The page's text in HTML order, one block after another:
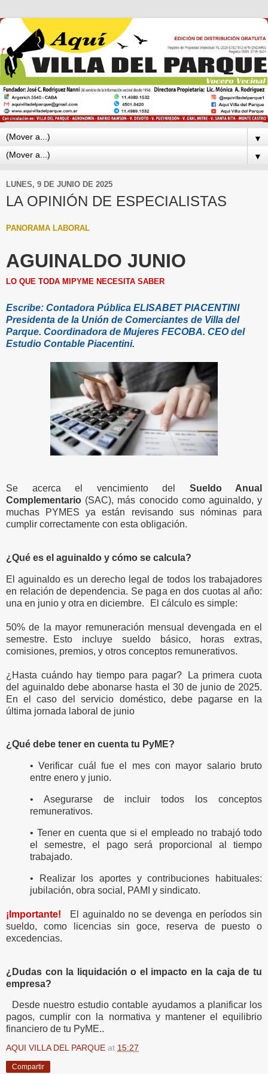
▼
▼
LUNES, 9 DE JUNIO DE 2025
LA OPINIÓN DE ESPECIALISTAS
PANORAMA LABORAL
AGUINALDO JUNIO
LO QUE TODA MIPYME NECESITA SABER
Escribe: Contadora Pública ELISABET PIACENTINI
Presidenta de la Unión de Comerciantes de Villa del
Parque. Coordinadora de Mujeres FECOBA. CEO del
Estudio Contable Piacentini.
Se acerca el vencimiento del Sueldo Anual
Complementario (SAC), más conocido como aguinaldo, y
muchas PYMES ya están revisando sus nóminas para
cumplir correctamente con esta obligación.
¿Qué es el aguinaldo y cómo se calcula?
El aguinaldo es un derecho legal de todos los trabajadores
en relación de dependencia. Se paga en dos cuotas al año:
una en junio y otra en diciembre. El cálculo es simple:
50% de la mayor remuneración mensual devengada en el
semestre. Esto incluye sueldo básico, horas extras,
comisiones, premios, y otros conceptos remunerativos.
¿Hasta cuándo hay tiempo para pagar? La primera cuota
del aguinaldo debe abonarse hasta el 30 de junio de 2025.
En el caso del servicio doméstico, debe pagarse en la
última jornada laboral de junio
¿Qué debe tener en cuenta tu PyME?
• Verificar cuál fue el mes con mayor salario bruto
entre enero y junio.
• Asegurarse de incluir todos los conceptos
remunerativos.
• Tener en cuenta que si el empleado no trabajó todo
el semestre, el pago será proporcional al tiempo
trabajado.
• Realizar los aportes y contribuciones habituales:
jubilación, obra social, PAMI y sindicato.
¡Importante!
El aguinaldo no se devenga en períodos sin
sueldo, como licencias sin goce, reserva de puesto o
excedencias.
¿Dudas con la liquidación o el impacto en la caja de tu
empresa?
Desde nuestro estudio contable ayudamos a planificar los
pagos, cumplir con la normativa y mantener el equilibrio
financiero de tu PyME..
AQUI VILLA DEL PARQUE at 15:27
Compartir